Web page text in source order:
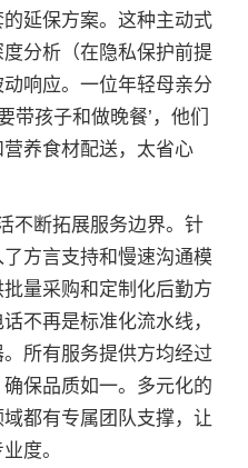
延保方案。这种主动式
分析（在隐私保护前提
响应。一位年轻母亲分
带孩子和做晚餐’，他们
养食材配送，太省心
不断拓展服务边界。针
方言支持和慢速沟通模
量采购和定制化后勤方
不再是标准化流水线，
所有服务提供方均经过
保品质如一。多元化的
都有专属团队支撑，让
度。